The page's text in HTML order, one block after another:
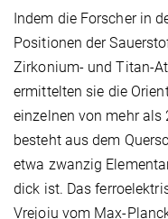
Indem die Forscher in
Positionen der
Zirkonium- und Titan-
ermittelten sie die
einzelnen von mehr als
besteht aus dem
etwa zwanzig
dick ist. Das
Vrejoiu vom Max-